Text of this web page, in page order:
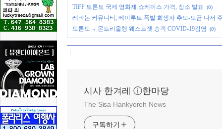
TIFF 토론토 국제 영화제 쇼케이스 가격, 장소 발표 (0)
레바논 커뮤니티, 베이루트 폭발 희생자 추모-모금 나서
토론토→ 몬트리올행 웨스트젯 승객 COVID-19감염
(0)
시사 한겨레 ⓘ한마당
The Sisa Hankyoreh News
구독하기